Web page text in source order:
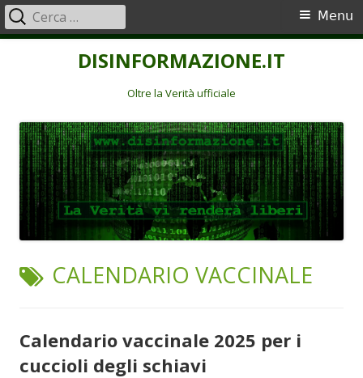
DISINFORMAZIONE.IT
Oltre la Verità ufficiale
Menu
principale
Menu
Ricerca
per:
TAG:
CALENDARIO VACCINALE
Calendario vaccinale 2025 per i
cuccioli degli schiavi